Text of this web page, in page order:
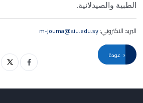
الطبية والصيدلانية.
البريد الاكتروني:m-jouma@aiu.edu.sy